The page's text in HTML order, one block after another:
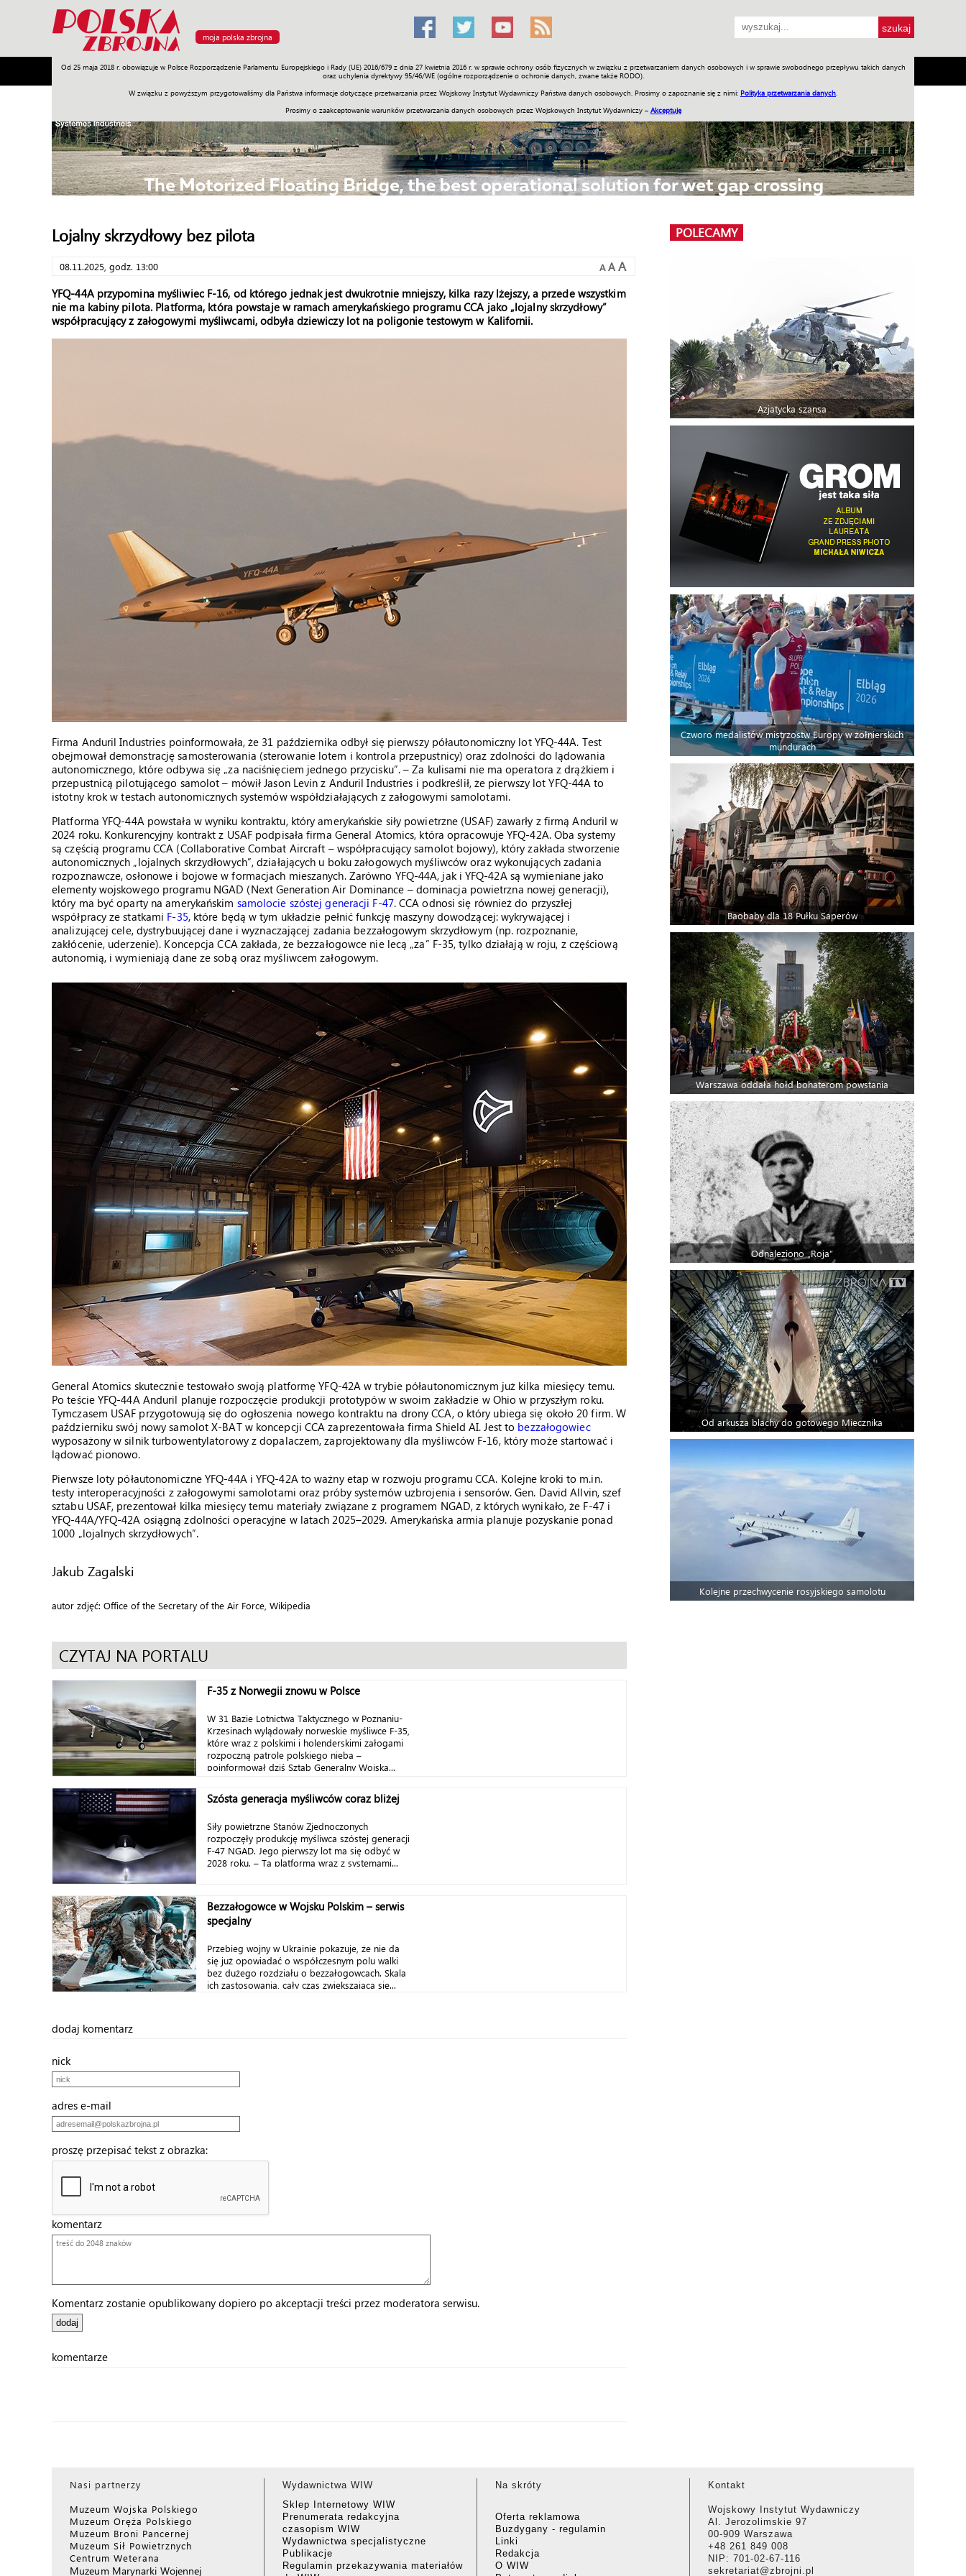
moja polska zbrojna
Od 25 maja 2018 r. obowiązuje w Polsce Rozporządzenie Parlamentu Europejskiego i Rady (UE) 2016/679 z dnia 27 kwietnia 2016 r. w sprawie ochrony osób fizycznych w związku z przetwarzaniem danych osobowych i w sprawie swobodnego przepływu takich danych
oraz uchylenia dyrektywy 95/46/WE (ogólne rozporządzenie o ochronie danych, zwane także RODO).
W związku z powyższym przygotowaliśmy dla Państwa informacje dotyczące przetwarzania przez Wojskowy Instytut Wydawniczy Państwa danych osobowych. Prosimy o zapoznanie się z nimi: Polityka przetwarzania danych
Prosimy o zaakceptowanie warunków przetwarzania danych osobowych przez Wojskowych Instytut Wydawniczy – Akceptuję
Armia Poligon Sprzęt Misje Polityka Prawo Świat Społeczność Sport Historia Galerie Wideo ENGLISH SKLEP Jednodniówki Praca w WIW
Lojalny skrzydłowy bez pilota
08.11.2025, godz. 13:00 A A A
YFQ-44A przypomina myśliwiec F-16, od którego jednak jest dwukrotnie mniejszy, kilka razy lżejszy, a przede wszystkim
nie ma kabiny pilota. Platforma, która powstaje w ramach amerykańskiego programu CCA jako „lojalny skrzydłowy”
współpracujący z załogowymi myśliwcami, odbyła dziewiczy lot na poligonie testowym w Kalifornii.
Firma Anduril Industries poinformowała, że 31 października odbył się pierwszy półautonomiczny lot YFQ-44A. Test
obejmował demonstrację samosterowania (sterowanie lotem i kontrola przepustnicy) oraz zdolności do lądowania
autonomicznego, które odbywa się „za naciśnięciem jednego przycisku”. – Za kulisami nie ma operatora z drążkiem i
przepustnicą pilotującego samolot – mówił Jason Levin z Anduril Industries i podkreślił, że pierwszy lot YFQ-44A to
istotny krok w testach autonomicznych systemów współdziałających z załogowymi samolotami.
Platforma YFQ-44A powstała w wyniku kontraktu, który amerykańskie siły powietrzne (USAF) zawarły z firmą Anduril w
2024 roku. Konkurencyjny kontrakt z USAF podpisała firma General Atomics, która opracowuje YFQ-42A. Oba systemy
są częścią programu CCA (Collaborative Combat Aircraft – współpracujący samolot bojowy), który zakłada stworzenie
autonomicznych „lojalnych skrzydłowych”, działających u boku załogowych myśliwców oraz wykonujących zadania
rozpoznawcze, osłonowe i bojowe w formacjach mieszanych. Zarówno YFQ-44A, jak i YFQ-42A są wymieniane jako
elementy wojskowego programu NGAD (Next Generation Air Dominance – dominacja powietrzna nowej generacji),
który ma być oparty na amerykańskim samolocie szóstej generacji F-47. CCA odnosi się również do przyszłej
współpracy ze statkami F-35, które będą w tym układzie pełnić funkcję maszyny dowodzącej: wykrywającej i
analizującej cele, dystrybuującej dane i wyznaczającej zadania bezzałogowym skrzydłowym (np. rozpoznanie,
zakłócenie, uderzenie). Koncepcja CCA zakłada, że bezzałogowce nie lecą „za” F-35, tylko działają w roju, z częściową
autonomią, i wymieniają dane ze sobą oraz myśliwcem załogowym.
General Atomics skutecznie testowało swoją platformę YFQ-42A w trybie półautonomicznym już kilka miesięcy temu.
Po teście YFQ-44A Anduril planuje rozpoczęcie produkcji prototypów w swoim zakładzie w Ohio w przyszłym roku.
Tymczasem USAF przygotowują się do ogłoszenia nowego kontraktu na drony CCA, o który ubiega się około 20 firm. W
październiku swój nowy samolot X-BAT w koncepcji CCA zaprezentowała firma Shield AI. Jest to bezzałogowiec
wyposażony w silnik turbowentylatorowy z dopalaczem, zaprojektowany dla myśliwców F-16, który może startować i
lądować pionowo.
Pierwsze loty półautonomiczne YFQ-44A i YFQ-42A to ważny etap w rozwoju programu CCA. Kolejne kroki to m.in.
testy interoperacyjności z załogowymi samolotami oraz próby systemów uzbrojenia i sensorów. Gen. David Allvin, szef
sztabu USAF, prezentował kilka miesięcy temu materiały związane z programem NGAD, z których wynikało, że F-47 i
YFQ-44A/YFQ-42A osiągną zdolności operacyjne w latach 2025–2029. Amerykańska armia planuje pozyskanie ponad
1000 „lojalnych skrzydłowych”.
Jakub Zagalski
autor zdjęć: Office of the Secretary of the Air Force, Wikipedia
CZYTAJ NA PORTALU
F-35 z Norwegii znowu w Polsce
W 31 Bazie Lotnictwa Taktycznego w Poznaniu-
Krzesinach wylądowały norweskie myśliwce F-35,
które wraz z polskimi i holenderskimi załogami
rozpoczną patrole polskiego nieba –
poinformował dziś Sztab Generalny Wojska...
Szósta generacja myśliwców coraz bliżej
Siły powietrzne Stanów Zjednoczonych
rozpoczęły produkcję myśliwca szóstej generacji
F-47 NGAD. Jego pierwszy lot ma się odbyć w
2028 roku. – Ta platforma wraz z systemami...
Bezzałogowce w Wojsku Polskim – serwis
specjalny
Przebieg wojny w Ukrainie pokazuje, że nie da
się już opowiadać o współczesnym polu walki
bez dużego rozdziału o bezzałogowcach. Skala
ich zastosowania, cały czas zwiększająca się...
dodaj komentarz
nick
adres e-mail
proszę przepisać tekst z obrazka:
komentarz
Komentarz zostanie opublikowany dopiero po akceptacji treści przez moderatora serwisu.
komentarze
POLECAMY
Azjatycka szansa
Czworo medalistów mistrzostw Europy w żołnierskich
mundurach
Baobaby dla 18 Pułku Saperów
Warszawa oddała hołd bohaterom powstania
Odnaleziono „Roja”
Od arkusza blachy do gotowego Miecznika
Kolejne przechwycenie rosyjskiego samolotu
Nasi partnerzy
Muzeum Wojska Polskiego
Muzeum Oręża Polskiego
Muzeum Broni Pancernej
Muzeum Sił Powietrznych
Centrum Weterana
Muzeum Marynarki Wojennej
Wydawnictwa WIW
Sklep Internetowy WIW
Prenumerata redakcyjna
czasopism WIW
Wydawnictwa specjalistyczne
Publikacje
Regulamin przekazywania materiałów
Na skróty
Oferta reklamowa
Buzdygany - regulamin
Linki
Redakcja
O WIW
Kontakt
Wojskowy Instytut Wydawniczy
Al. Jerozolimskie 97
00-909 Warszawa
+48 261 849 008
NIP: 701-02-67-116
sekretariat@zbrojni.pl